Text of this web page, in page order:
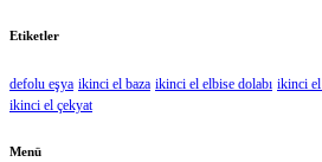
Etiketler
defolu eşya ikinci el baza ikinci el elbise dolabı ikinci el
ikinci el çekyat
Menü